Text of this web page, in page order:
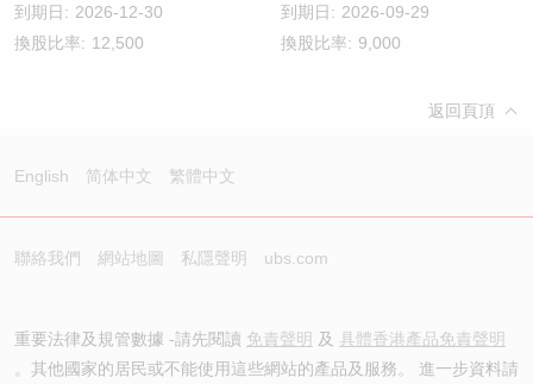
到期日: 2026-12-30
換股比率: 12,500
到期日: 2026-09-29
換股比率: 9,000
返回頁頂
English 简体中文 繁體中文
聯絡我們 網站地圖 私隱聲明 ubs.com
重要法律及規管數據 -請先閱讀 免責聲明 及 具體香港產品免責聲明
。其他國家的居民或不能使用這些網站的產品及服務。 進一步資料請